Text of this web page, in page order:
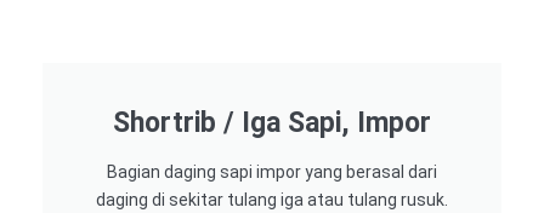
Shortrib / Iga Sapi, Impor
Bagian daging sapi impor yang berasal dari
daging di sekitar tulang iga atau tulang rusuk.